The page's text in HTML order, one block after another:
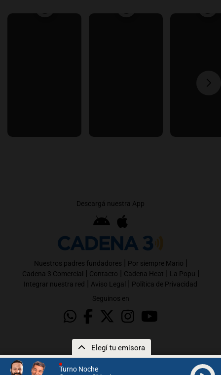
Turno Noche
Elegí tu emisora
Descargá nuestra App
Nuestros padres fundadores | Por siempre Mario |
Cadena 3 Comercial | Contacto | Cadena Heat | La Popu |
Integrar nuestra red | Aviso Legal | Política de Privacidad
Seguinos en